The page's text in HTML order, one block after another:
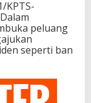
KPTS-
peluang
seperti ban